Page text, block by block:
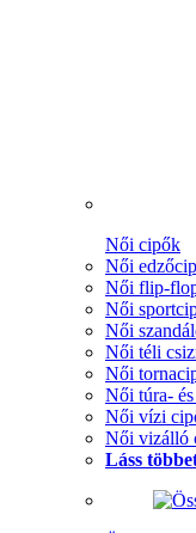
Női cipők
Női
Női flip-
Női
Női
Női téli
Női
Női túra-
Női vízi
Női vizálló
Láss